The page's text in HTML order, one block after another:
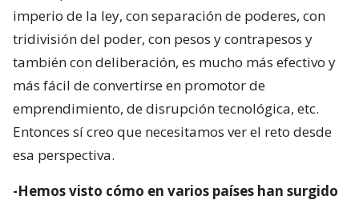
imperio de la ley, con separación de poderes, con
tridivisión del poder, con pesos y contrapesos y
también con deliberación, es mucho más efectivo y
más fácil de convertirse en promotor de
emprendimiento, de disrupción tecnológica, etc.
Entonces sí creo que necesitamos ver el reto desde
esa perspectiva.
-Hemos visto cómo en varios países han surgido